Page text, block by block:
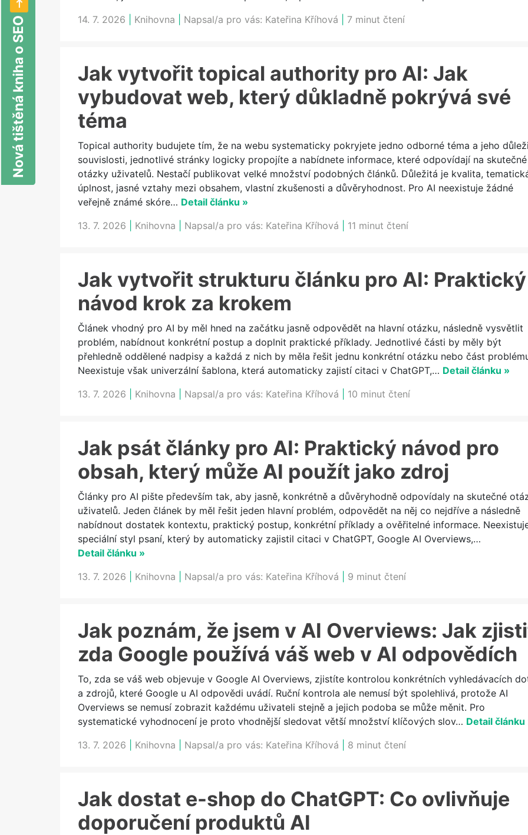
Nová tištěná kniha o SEO
14. 7. 2026
Knihovna Napsal/a pro vás: Kateřina Kříhová 7 minut čtení
Jak vytvořit topical authority pro AI: Jak
vybudovat web, který důkladně pokrývá své
téma
Topical authority budujete tím, že na webu systematicky pokryjete jedno odborné téma a jeho
souvislosti, jednotlivé stránky logicky propojíte a nabídnete informace, které odpovídají na skutečné
otázky uživatelů. Nestačí publikovat velké množství podobných článků. Důležitá je kvalita,
úplnost, jasné vztahy mezi obsahem, vlastní zkušenosti a důvěryhodnost. Pro AI neexistuje žádné
veřejně známé skóre… Detail článku »
13. 7. 2026
Knihovna Napsal/a pro vás: Kateřina Kříhová 11 minut čtení
Jak vytvořit strukturu článku pro AI: Praktický
návod krok za krokem
Článek vhodný pro AI by měl hned na začátku jasně odpovědět na hlavní otázku, následně vysvětlit
problém, nabídnout konkrétní postup a doplnit praktické příklady. Jednotlivé části by měly být
přehledně oddělené nadpisy a každá z nich by měla řešit jednu konkrétní otázku nebo část
Neexistuje však univerzální šablona, která automaticky zajistí citaci v ChatGPT,… Detail článku »
13. 7. 2026
Knihovna Napsal/a pro vás: Kateřina Kříhová 10 minut čtení
Jak psát články pro AI: Praktický návod pro
obsah, který může AI použít jako zdroj
Články pro AI pište především tak, aby jasně, konkrétně a důvěryhodně odpovídaly na skutečné
uživatelů. Jeden článek by měl řešit jeden hlavní problém, odpovědět na něj co nejdříve a následně
nabídnout dostatek kontextu, praktický postup, konkrétní příklady a ověřitelné informace.
speciální styl psaní, který by automaticky zajistil citaci v ChatGPT, Google AI Overviews,…
Detail článku »
13. 7. 2026
Knihovna Napsal/a pro vás: Kateřina Kříhová 9 minut čtení
Jak poznám, že jsem v AI Overviews: Jak
zda Google používá váš web v AI odpovědích
To, zda se váš web objevuje v Google AI Overviews, zjistíte kontrolou konkrétních vyhledávacích
a zdrojů, které Google u AI odpovědi uvádí. Ruční kontrola ale nemusí být spolehlivá, protože AI
Overviews se nemusí zobrazit každému uživateli stejně a jejich podoba se může měnit. Pro
systematické vyhodnocení je proto vhodnější sledovat větší množství klíčových slov… Detail článku
13. 7. 2026
Knihovna Napsal/a pro vás: Kateřina Kříhová 8 minut čtení
Jak dostat e-shop do ChatGPT: Co ovlivňuje
doporučení produktů AI